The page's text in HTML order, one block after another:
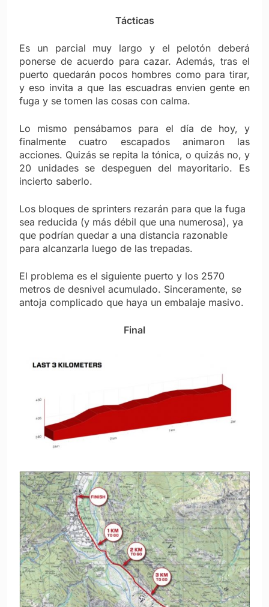
Tácticas
Es un parcial muy largo y el pelotón deberá
ponerse de acuerdo para cazar. Además, tras el
puerto quedarán pocos hombres como para tirar,
y eso invita a que las escuadras envien gente en
fuga y se tomen las cosas con calma.
Lo mismo pensábamos para el día de hoy, y
finalmente cuatro escapados animaron las
acciones. Quizás se repita la tónica, o quizás no, y
20 unidades se despeguen del mayoritario. Es
incierto saberlo.
Los bloques de sprinters rezarán para que la fuga
sea reducida (y más débil que una numerosa), ya
que podrían quedar a una distancia razonable
para alcanzarla luego de las trepadas.
El problema es el siguiente puerto y los 2570
metros de desnivel acumulado. Sinceramente, se
antoja complicado que haya un embalaje masivo.
Final